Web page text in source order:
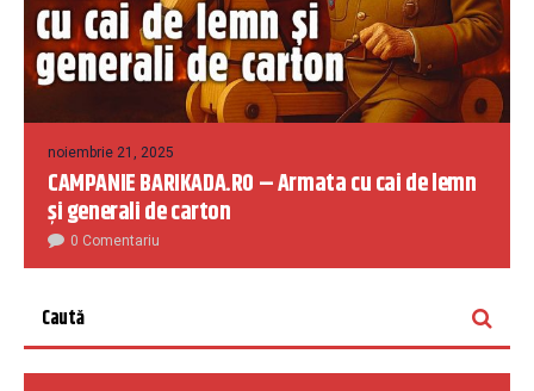
noiembrie 21, 2025
CAMPANIE BARIKADA.RO – Armata cu cai de lemn
și generali de carton
0 Comentariu